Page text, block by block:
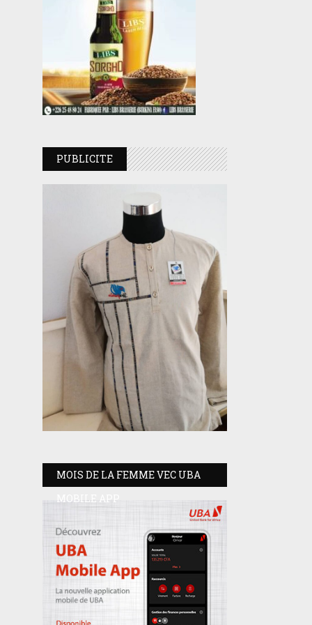
PUBLICITE
MOIS DE LA FEMME VEC UBA
MOBILE APP